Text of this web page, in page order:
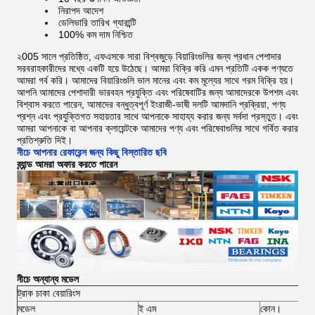
নিরাপদ আদেশ
ডেলিভারি তারিখ গ্যারান্টি
100% কম দাম নিশ্চিত
২005 সালে প্রতিষ্ঠিত, এফএসকে সারা বিশ্বজুড়ে বিয়ারিংগুলির জন্য প্রধান পেশাদার
সরবরাহকারীদের মধ্যে একটি হয়ে উঠেছে। আমরা বিক্রি করি এমন প্রতিটি একক পণ্যতে
আমরা গর্ব করি। আমাদের বিয়ারিংগুলি ভাল মানের এবং কম মূল্যের সাথে গরম বিক্রি হয়।
আপনি আমাদের পেশাদারী ভারবহন প্রযুক্তি এবং পরিষেবাটির জন্য আমাদেরকে উপশম এবং
বিশ্বাস করতে পারেন, আমাদের বন্ধুত্বপূর্ণ ইংরাজী-ভাষী দলটি আমদানি প্রক্রিয়া, পণ্য
প্রশ্ন এবং প্রযুক্তিগত সহায়তার সাথে আপনাকে সাহায্য করার জন্য সর্বদা প্রস্তুত। এবং
আমরা আপনাকে বা আপনার ক্লায়েন্টকে আমাদের পণ্য এবং পরিষেবাগুলির সাথে গর্বিত করার
প্রতিশ্রুতি দিই।
নীচে আপনার রেফারেন্স জন্য কিছু বিস্তারিত ছবি
ব্র্যান্ড আমরা অফার করতে পারেন
নীচে অন্যান্য মডেল
ট্রাক চাকা বেয়ারিংস
মডেল
ই এম
কোন।